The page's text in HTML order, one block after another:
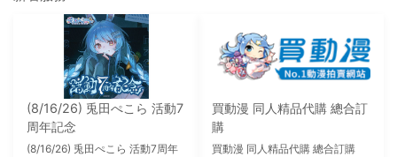
(8/16/26) 兎田ぺこら 活動7
周年記念
(8/16/26) 兎田ぺこら 活動7周年
買動漫 同人精品代購 總合訂
購
買動漫 同人精品代購 總合訂購